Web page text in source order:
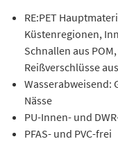
RE:PET
Küstenregionen,
Schnallen aus
Reißverschlüsse
Wasserabweisend:
Nässe
PU-Innen- und
PFAS- und PVC-frei